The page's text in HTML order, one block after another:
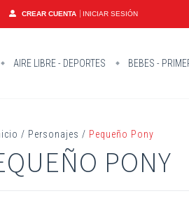
CREAR CUENTA INICIAR SESIÓN
AIRE LIBRE - DEPORTES BEBES -
/ Personajes / Pequeño Pony
PONY